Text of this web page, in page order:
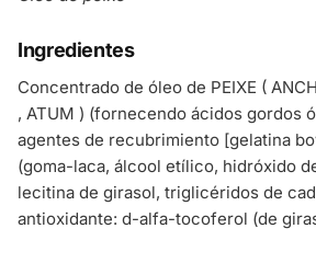
Ingredientes
Concentrado de óleo de PEIXE (
, ATUM ) (fornecendo ácidos gordos
agentes de recubrimiento [gelatina
(goma-laca, álcool etílico, hidróxido
lecitina de girasol, triglicéridos de
antioxidante: d-alfa-tocoferol (de